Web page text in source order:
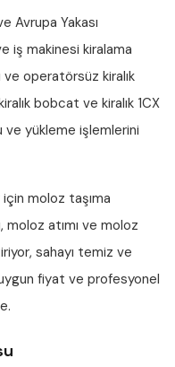
Avrupa Yakası
iş makinesi kiralama
ve operatörsüz kiralık
bobcat ve kiralık 1CX
ve yükleme işlemlerini
için moloz taşıma
moloz atımı ve moloz
sahayı temiz ve
fiyat ve profesyonel